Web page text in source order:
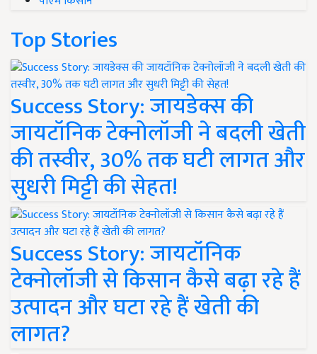
Top Stories
Success Story: जायडेक्स की
जायटॉनिक टेक्नोलॉजी ने बदली खेती
की तस्वीर, 30% तक घटी लागत और
सुधरी मिट्टी की सेहत!
Success Story: जायटॉनिक
टेक्नोलॉजी से किसान कैसे बढ़ा रहे हैं
उत्पादन और घटा रहे हैं खेती की
लागत?